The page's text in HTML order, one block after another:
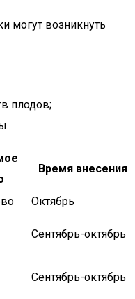
могут возникнуть
плодов;
Время внесения
Октябрь
Сентябрь-октябрь
Сентябрь-октябрь